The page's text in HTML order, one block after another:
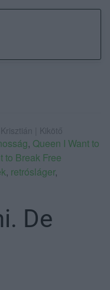
| Kikötő
, Queen I Want to
to Break Free
, retrósláger,
De